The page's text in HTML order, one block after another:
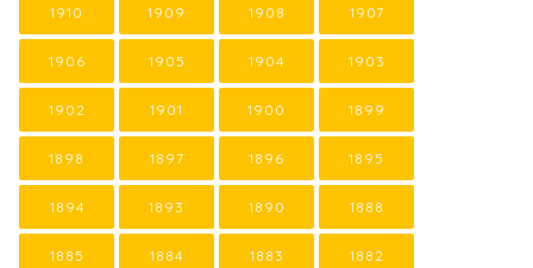
1910 1909 1908 1907
1906 1905 1904 1903
1902 1901 1900 1899
1898 1897 1896 1895
1894 1893 1890 1888
1885 1884 1883 1882